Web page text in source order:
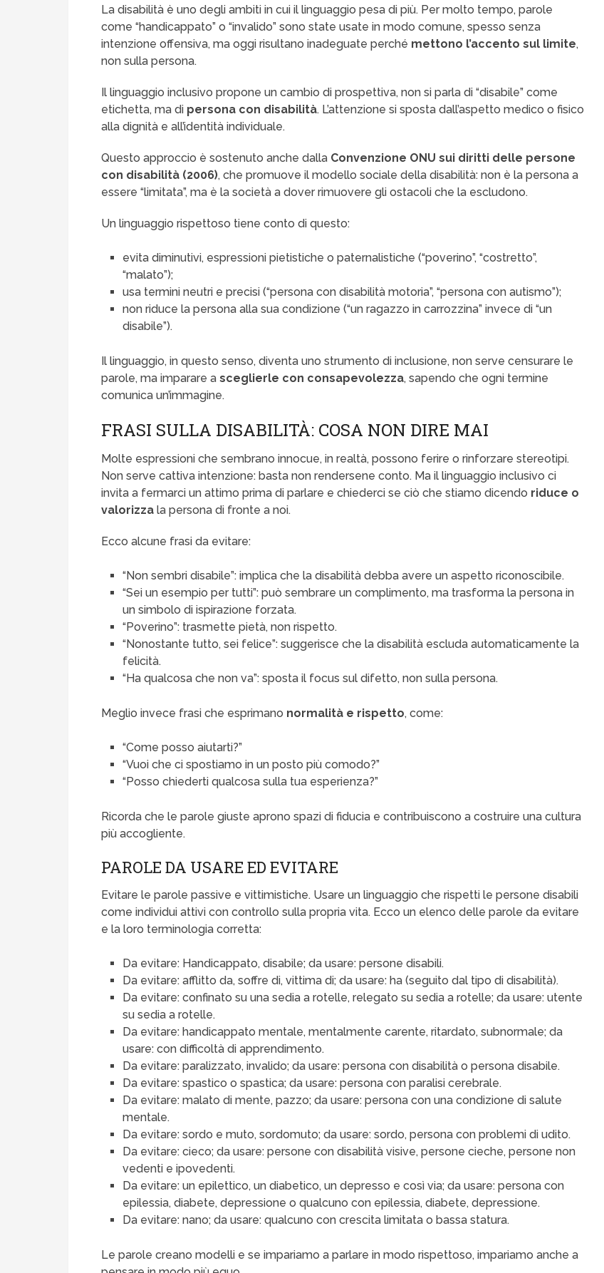
La disabilità è uno degli ambiti in cui il linguaggio pesa di più. Per molto tempo, parole
come “handicappato” o “invalido” sono state usate in modo comune, spesso senza
intenzione offensiva, ma oggi risultano inadeguate perché mettono l’accento sul limite,
non sulla persona.
Il linguaggio inclusivo propone un cambio di prospettiva, non si parla di “disabile” come
etichetta, ma di persona con disabilità. L’attenzione si sposta dall’aspetto medico o fisico
alla dignità e all’identità individuale.
Questo approccio è sostenuto anche dalla Convenzione ONU sui diritti delle persone
con disabilità (2006), che promuove il modello sociale della disabilità: non è la persona a
essere “limitata”, ma è la società a dover rimuovere gli ostacoli che la escludono.
Un linguaggio rispettoso tiene conto di questo:
evita diminutivi, espressioni pietistiche o paternalistiche (“poverino”, “costretto”,
“malato”);
usa termini neutri e precisi (“persona con disabilità motoria”, “persona con autismo”);
non riduce la persona alla sua condizione (“un ragazzo in carrozzina” invece di “un
disabile”).
Il linguaggio, in questo senso, diventa uno strumento di inclusione, non serve censurare le
parole, ma imparare asceglierle con consapevolezza, sapendo che ogni termine
comunica un’immagine.
FRASI SULLA DISABILITÀ: COSA NON DIRE MAI
Molte espressioni che sembrano innocue, in realtà, possono ferire o rinforzare stereotipi.
Non serve cattiva intenzione: basta non rendersene conto. Ma il linguaggio inclusivo ci
invita a fermarci un attimo prima di parlare e chiederci se ciò che stiamo dicendo riduce o
valorizza la persona di fronte a noi.
Ecco alcune frasi da evitare:
“Non sembri disabile”: implica che la disabilità debba avere un aspetto riconoscibile.
“Sei un esempio per tutti”: può sembrare un complimento, ma trasforma la persona in
un simbolo di ispirazione forzata.
“Poverino”: trasmette pietà, non rispetto.
“Nonostante tutto, sei felice”: suggerisce che la disabilità escluda automaticamente la
felicità.
“Ha qualcosa che non va”: sposta il focus sul difetto, non sulla persona.
Meglio invece frasi che esprimano normalità e rispetto, come:
“Come posso aiutarti?”
“Vuoi che ci spostiamo in un posto più comodo?”
“Posso chiederti qualcosa sulla tua esperienza?”
Ricorda che le parole giuste aprono spazi di fiducia e contribuiscono a costruire una cultura
più accogliente.
PAROLE DA USARE ED EVITARE
Evitare le parole passive e vittimistiche. Usare un linguaggio che rispetti le persone disabili
come individui attivi con controllo sulla propria vita. Ecco un elenco delle parole da evitare
e la loro terminologia corretta:
Da evitare: Handicappato, disabile; da usare: persone disabili.
Da evitare: afflitto da, soffre di, vittima di; da usare: ha (seguito dal tipo di disabilità).
Da evitare: confinato su una sedia a rotelle, relegato su sedia a rotelle; da usare: utente
su sedia a rotelle.
Da evitare: handicappato mentale, mentalmente carente, ritardato, subnormale; da
usare: con difficoltà di apprendimento.
Da evitare: paralizzato, invalido; da usare: persona con disabilità o persona disabile.
Da evitare: spastico o spastica; da usare: persona con paralisi cerebrale.
Da evitare: malato di mente, pazzo; da usare: persona con una condizione di salute
mentale.
Da evitare: sordo e muto, sordomuto; da usare: sordo, persona con problemi di udito.
Da evitare: cieco; da usare: persone con disabilità visive, persone cieche, persone non
vedenti e ipovedenti.
Da evitare: un epilettico, un diabetico, un depresso e così via; da usare: persona con
epilessia, diabete, depressione o qualcuno con epilessia, diabete, depressione.
Da evitare: nano; da usare: qualcuno con crescita limitata o bassa statura.
Le parole creano modelli e se impariamo a parlare in modo rispettoso, impariamo anche a